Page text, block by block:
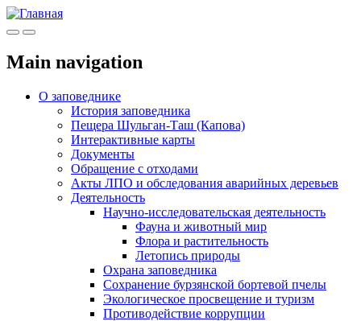
МенюИнфо
Main navigation
О заповеднике
История заповедника
Пещера Шульган-Таш (Капова)
Интерактивные карты
Документы
Обращение с отходами
Акты ЛПО и обследования аварийных деревьев
Деятельность
Научно-исследовательская деятельность
Фауна и животный мир
Флора и растительность
Летопись природы
Охрана заповедника
Сохранение бурзянской бортевой пчелы
Экологическое просвещение и туризм
Противодействие коррупции